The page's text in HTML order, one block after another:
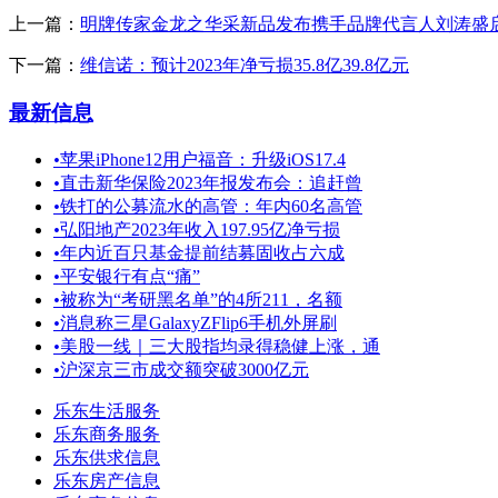
上一篇： 明牌传家金龙之华采新品发布携手品牌代言人刘涛盛
下一篇： 维信诺：预计2023年净亏损35.8亿39.8亿元
最新信息
•苹果iPhone12用户福音：升级iOS17.4
•直击新华保险2023年报发布会：追赶曾
•铁打的公募流水的高管：年内60名高管
•弘阳地产2023年收入197.95亿净亏损
•年内近百只基金提前结募固收占六成
•平安银行有点“痛”
•被称为“考研黑名单”的4所211，名额
•消息称三星GalaxyZFlip6手机外屏刷
•美股一线｜三大股指均录得稳健上涨，通
•沪深京三市成交额突破3000亿元
乐东生活服务
乐东商务服务
乐东供求信息
乐东房产信息